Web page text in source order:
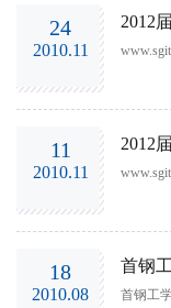
24
2010.11
2012
11
2010.11
2012
18
2010.08
首钢
首钢工